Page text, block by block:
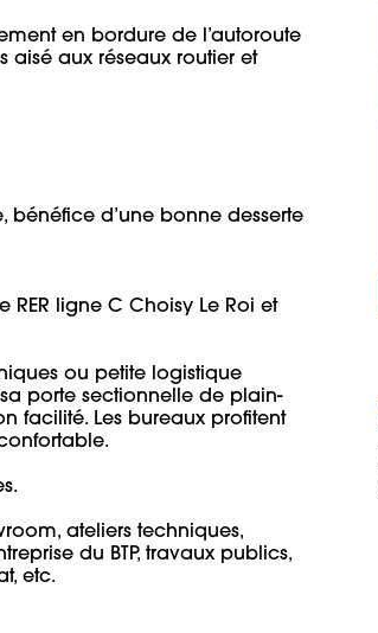
en bordure de l’autoroute
aisé aux réseaux routier et
bénéfice d’une bonne desserte
RER ligne C Choisy Le Roi et
ou petite logistique
porte sectionnelle de plain-
facilité. Les bureaux profitent
ateliers techniques,
du BTP, travaux publics,